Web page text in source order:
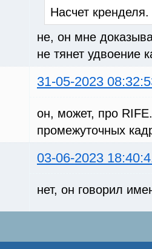
Насчет кренделя.
не, он мне
не тянет удвоение
31-05-2023
он, может, про
промежуточных
03-06-2023
нет, он говорил